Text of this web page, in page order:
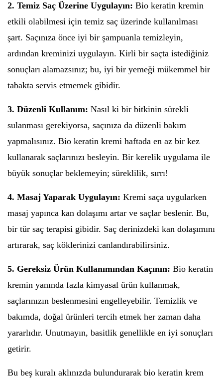
2. Temiz Saç Üzerine Uygulayın: Bio keratin kremin
etkili olabilmesi için temiz saç üzerinde kullanılması
şart. Saçınıza önce iyi bir şampuanla temizleyin,
ardından kreminizi uygulayın. Kirli bir saçta istediğiniz
sonuçları alamazsınız; bu, iyi bir yemeği mükemmel bir
tabakta servis etmemek gibidir.
3. Düzenli Kullanım: Nasıl ki bir bitkinin sürekli
sulanması gerekiyorsa, saçınıza da düzenli bakım
yapmalısınız. Bio keratin kremi haftada en az bir kez
kullanarak saçlarınızı besleyin. Bir kerelik uygulama ile
büyük sonuçlar beklemeyin; süreklilik, sırrı!
4. Masaj Yaparak Uygulayın: Kremi saça uygularken
masaj yapınca kan dolaşımı artar ve saçlar beslenir. Bu,
bir tür saç terapisi gibidir. Saç derinizdeki kan dolaşımını
artırarak, saç köklerinizi canlandırabilirsiniz.
5. Gereksiz Ürün Kullanımından Kaçının: Bio keratin
kremin yanında fazla kimyasal ürün kullanmak,
saçlarınızın beslenmesini engelleyebilir. Temizlik ve
bakımda, doğal ürünleri tercih etmek her zaman daha
yararlıdır. Unutmayın, basitlik genellikle en iyi sonuçları
getirir.
Bu beş kuralı aklınızda bulundurarak bio keratin krem